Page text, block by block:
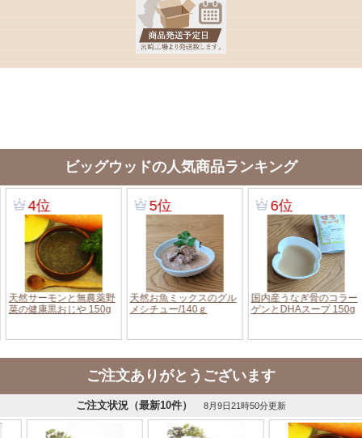
ビッグウッドの人気商品ランキング
ご注文ありがとうございます